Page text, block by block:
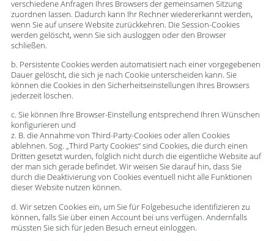
verschiedene Anfragen Ihres Browsers der gemeinsamen Sitzung
zuordnen lassen. Dadurch kann Ihr Rechner wiedererkannt werden,
wenn Sie auf unsere Website zurückkehren. Die Session-Cookies
werden gelöscht, wenn Sie sich ausloggen oder den Browser
schließen.
b. Persistente Cookies werden automatisiert nach einer vorgegebenen
Dauer gelöscht, die sich je nach Cookie unterscheiden kann. Sie
können die Cookies in den Sicherheitseinstellungen Ihres Browsers
jederzeit löschen.
c. Sie können Ihre Browser-Einstellung entsprechend Ihren Wünschen
konfigurieren und
z. B. die Annahme von Third-Party-Cookies oder allen Cookies
ablehnen. Sog. „Third Party Cookies“ sind Cookies, die durch einen
Dritten gesetzt wurden, folglich nicht durch die eigentliche Website auf
der man sich gerade befindet. Wir weisen Sie darauf hin, dass Sie
durch die Deaktivierung von Cookies eventuell nicht alle Funktionen
dieser Website nutzen können.
d. Wir setzen Cookies ein, um Sie für Folgebesuche identifizieren zu
können, falls Sie über einen Account bei uns verfügen. Andernfalls
müssten Sie sich für jeden Besuch erneut einloggen.